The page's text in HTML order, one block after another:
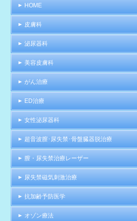
HOME
皮膚科
泌尿器科
美容皮膚科
がん治療
ED治療
女性泌尿器科
超音波膣･尿失禁･骨盤臓器脱治療
膣・尿失禁治療レーザー
尿失禁磁気刺激治療
抗加齢予防医学
オゾン療法